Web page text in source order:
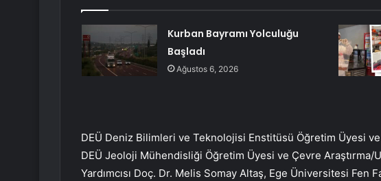
Kurban Bayramı Yolculuğu
Başladı
Ağustos 6, 2026
DEÜ Deniz Bilimleri ve Teknolojisi Enstitüsü Öğretim Üyesi
DEÜ Jeoloji Mühendisliği Öğretim Üyesi ve Çevre Araştırma/
Yardımcısı Doç. Dr. Melis Somay Altaş, Ege Üniversitesi